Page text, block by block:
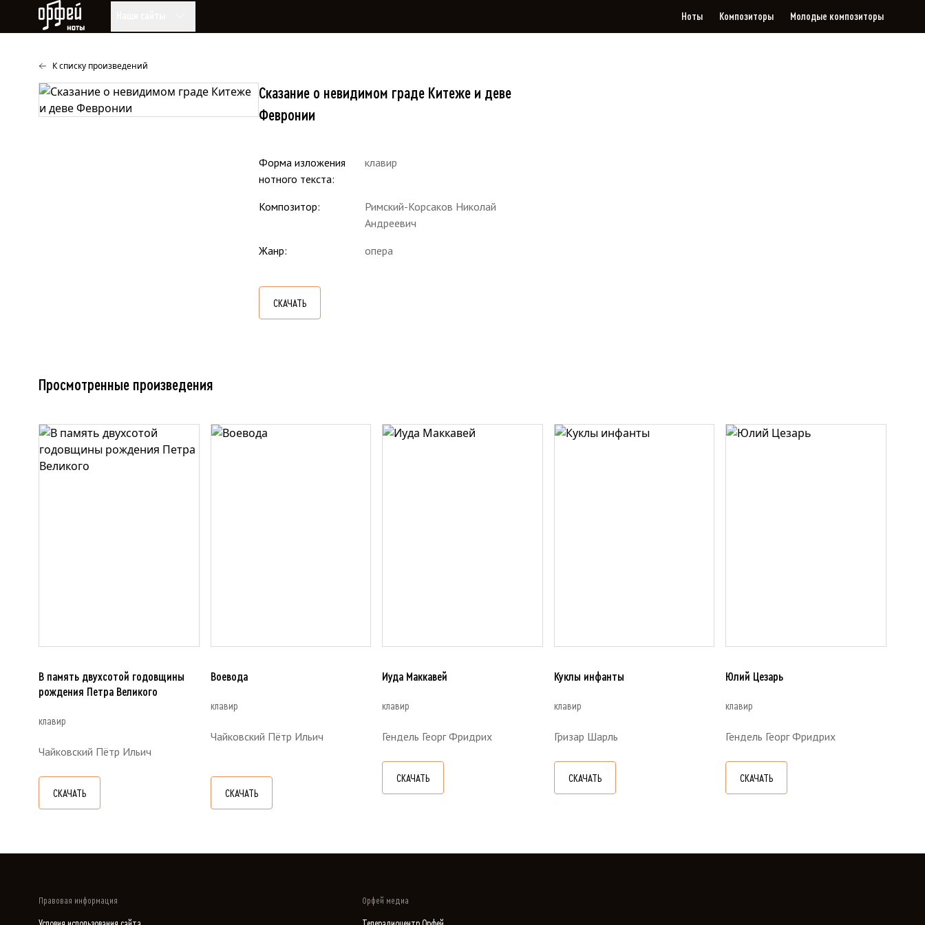
Ноты Орфей
Ноты Композиторы Молодые композиторы
К списку произведений
Сказание о невидимом граде Китеже и деве
Февронии
Форма изложения
нотного текста
клавир
Композитор
Римский-Корсаков Николай
Андреевич
Жанр
опера
СКАЧАТЬ
Просмотренные произведения
В память двухсотой годовщины
рождения Петра Великого
клавир
Чайковский Пётр Ильич
СКАЧАТЬ
Воевода
клавир
Чайковский Пётр Ильич
СКАЧАТЬ
Иуда Маккавей
клавир
Гендель Георг Фридрих
СКАЧАТЬ
Куклы инфанты
клавир
Гризар Шарль
СКАЧАТЬ
Юлий Цезарь
клавир
Гендель Георг Фридрих
СКАЧАТЬ
Орфей медиа
Правовая информация